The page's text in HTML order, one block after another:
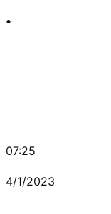
.
07:25
4/1/2023